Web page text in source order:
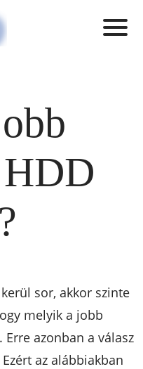
sor, akkor szinte
melyik a jobb
Erre azonban a válasz
az alábbiakban